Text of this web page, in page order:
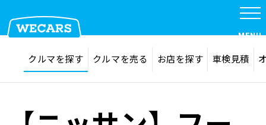
在庫検索 サイト内検索
MENU
クルマを探す
クルマを探す クルマを売る お店を探す 車検見積